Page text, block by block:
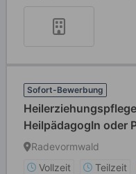
Sofort-Bewerbung
HeilpädagogIn oder
Geschlechter
Radevormwald
Vollzeit
Teilzeit